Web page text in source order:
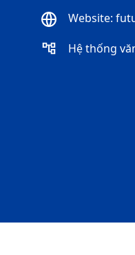
Website:
Hệ thống